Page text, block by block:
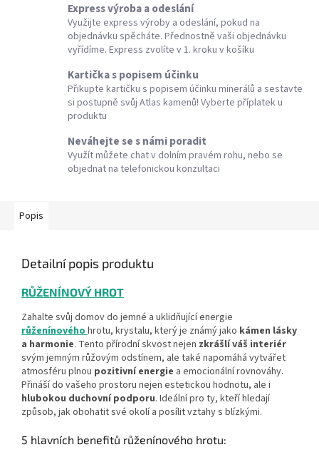
Express výroba a odeslání
Využijte express výroby a odeslání, pokud na
objednávku spěcháte. Přednostně vaši objednávku
vyřídíme. Express zvolíte v 1. kroku v košíku
Kartička s popisem účinku
Přikupte kartičku s popisem účinku minerálů a sestavte
si postupně svůj Atlas kamenů! Vyberte příplatek u
produktu
Neváhejte se s námi poradit
Využít můžete chat v dolním pravém rohu, nebo se
objednat na telefonickou konzultaci
Popis
Detailní popis produktu
RŮŽENÍNOVÝ HROT
Zahalte svůj domov do jemné a uklidňující energie
růženínového hrotu, krystalu, který je známý jako kámen lásky
a harmonie. Tento přírodní skvost nejen zkrášlí váš interiér
svým jemným růžovým odstínem, ale také napomáhá vytvářet
atmosféru plnou pozitivní energie a emocionální rovnováhy.
Přináší do vašeho prostoru nejen estetickou hodnotu, ale i
hlubokou duchovní podporu. Ideální pro ty, kteří hledají
způsob, jak obohatit své okolí a posílit vztahy s blízkými.
5 hlavních benefitů růženínového hrotu: